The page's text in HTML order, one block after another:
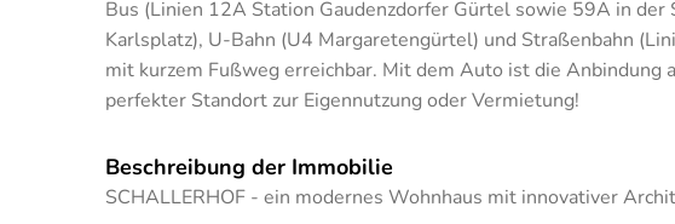
Bus (Linien 12A Station Gaudenzdorfer Gürtel sowie 59A in der
Karlsplatz), U-Bahn (U4 Margaretengürtel) und Straßenbahn
mit kurzem Fußweg erreichbar. Mit dem Auto ist die Anbindung
perfekter Standort zur Eigennutzung oder Vermietung!
Beschreibung der Immobilie
SCHALLERHOF - ein modernes Wohnhaus mit innovativer